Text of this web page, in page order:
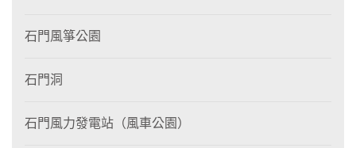
石門風箏公園
石門洞
石門風力發電站（風車公園）